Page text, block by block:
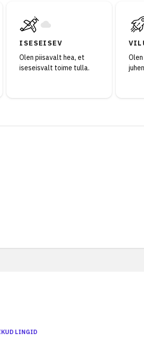
ISESEISEV
Olen piisavalt hea, et
iseseisvalt toime tulla.
LINGID